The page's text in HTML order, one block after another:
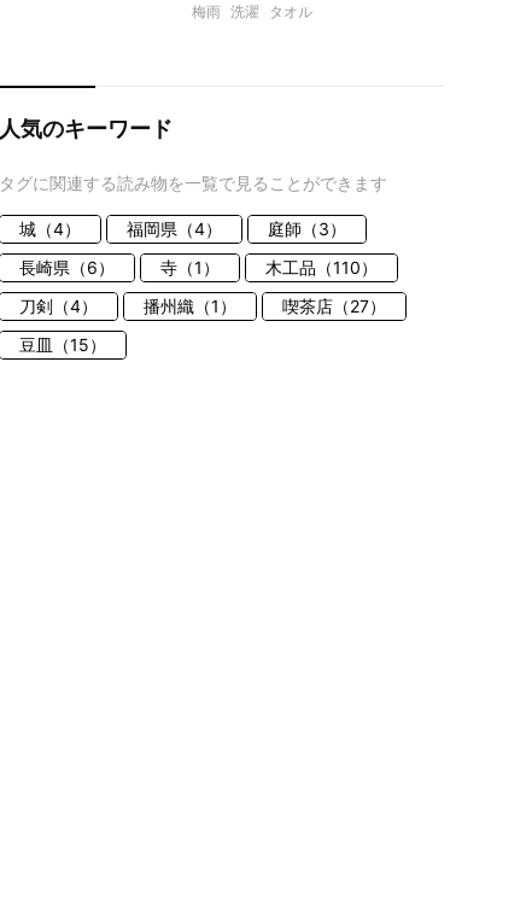
梅雨 洗濯 タオル
人気のキーワード
タグに関連する読み物を一覧で見ることができます
城（4） 福岡県（4）
庭師（3）
長崎県（6）
寺（1）
木工品（110）
刀剣（4）
播州織（1）
喫茶店（27）
豆皿（15）